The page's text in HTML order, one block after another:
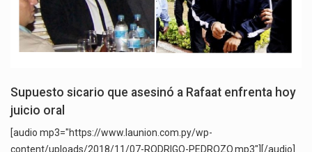
Supuesto sicario que asesinó a Rafaat enfrenta hoy
juicio oral
[audio mp3="https://www.launion.com.py/wp-
content/uploads/2018/11/07-RODRIGO-PEDROZO.mp3"][/audio]